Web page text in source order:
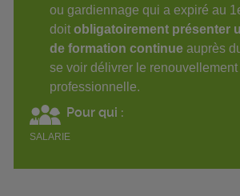
ou gardiennage qui a expiré au
doit obligatoirement présenter
de formation continue auprès
se voir délivrer le renouvellement
professionnelle.
Pour qui :
SALARIE